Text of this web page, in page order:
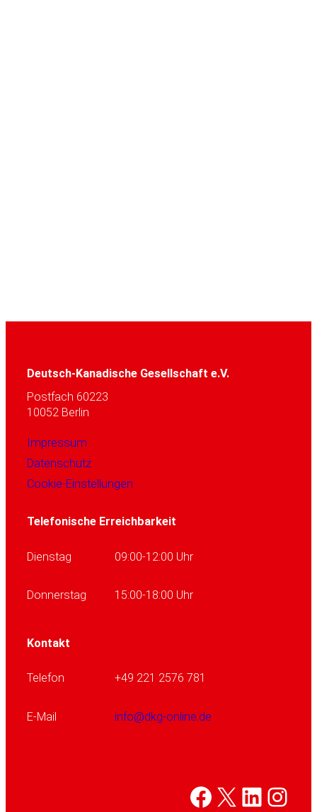
Deutsch-Kanadische Gesellschaft e.V.
Postfach 60223
10052 Berlin
Impressum
Datenschutz
Cookie-Einstellungen
Telefonische Erreichbarkeit
Dienstag 09:00-12:00 Uhr
Donnerstag 15:00-18:00 Uhr
Kontakt
Telefon +49 221 2576 781
E-Mail info@dkg-online.de
Facebook
X